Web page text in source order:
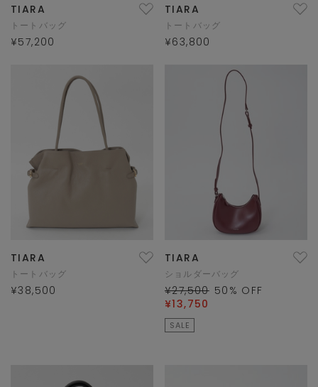
TIARA
トートバッグ
¥57,200
TIARA
トートバッグ
¥63,800
TIARA
トートバッグ
¥38,500
TIARA
ショルダーバッグ
¥27,500 50 % OFF
¥13,750
SALE